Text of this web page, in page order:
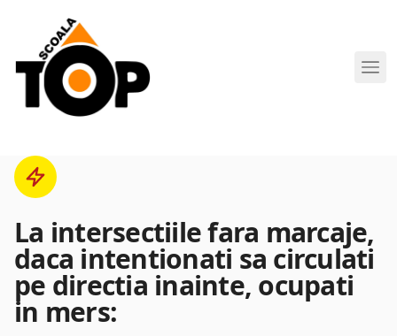
Scoala de Soferi TOP navigation
La intersectiile fara marcaje,
daca intentionati sa circulati
pe directia inainte, ocupati
in mers: